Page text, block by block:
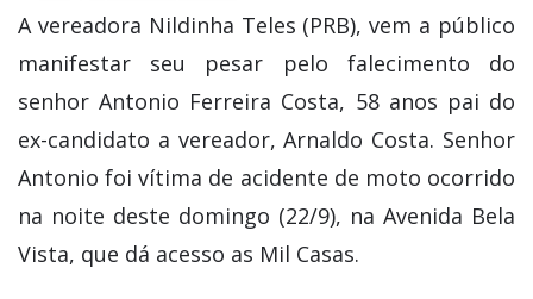
A vereadora Nildinha Teles (PRB), vem a público
manifestar seu pesar pelo falecimento do
senhor Antonio Ferreira Costa, 58 anos pai do
ex-candidato a vereador, Arnaldo Costa. Senhor
Antonio foi vítima de acidente de moto ocorrido
na noite deste domingo (22/9), na Avenida Bela
Vista, que dá acesso as Mil Casas.